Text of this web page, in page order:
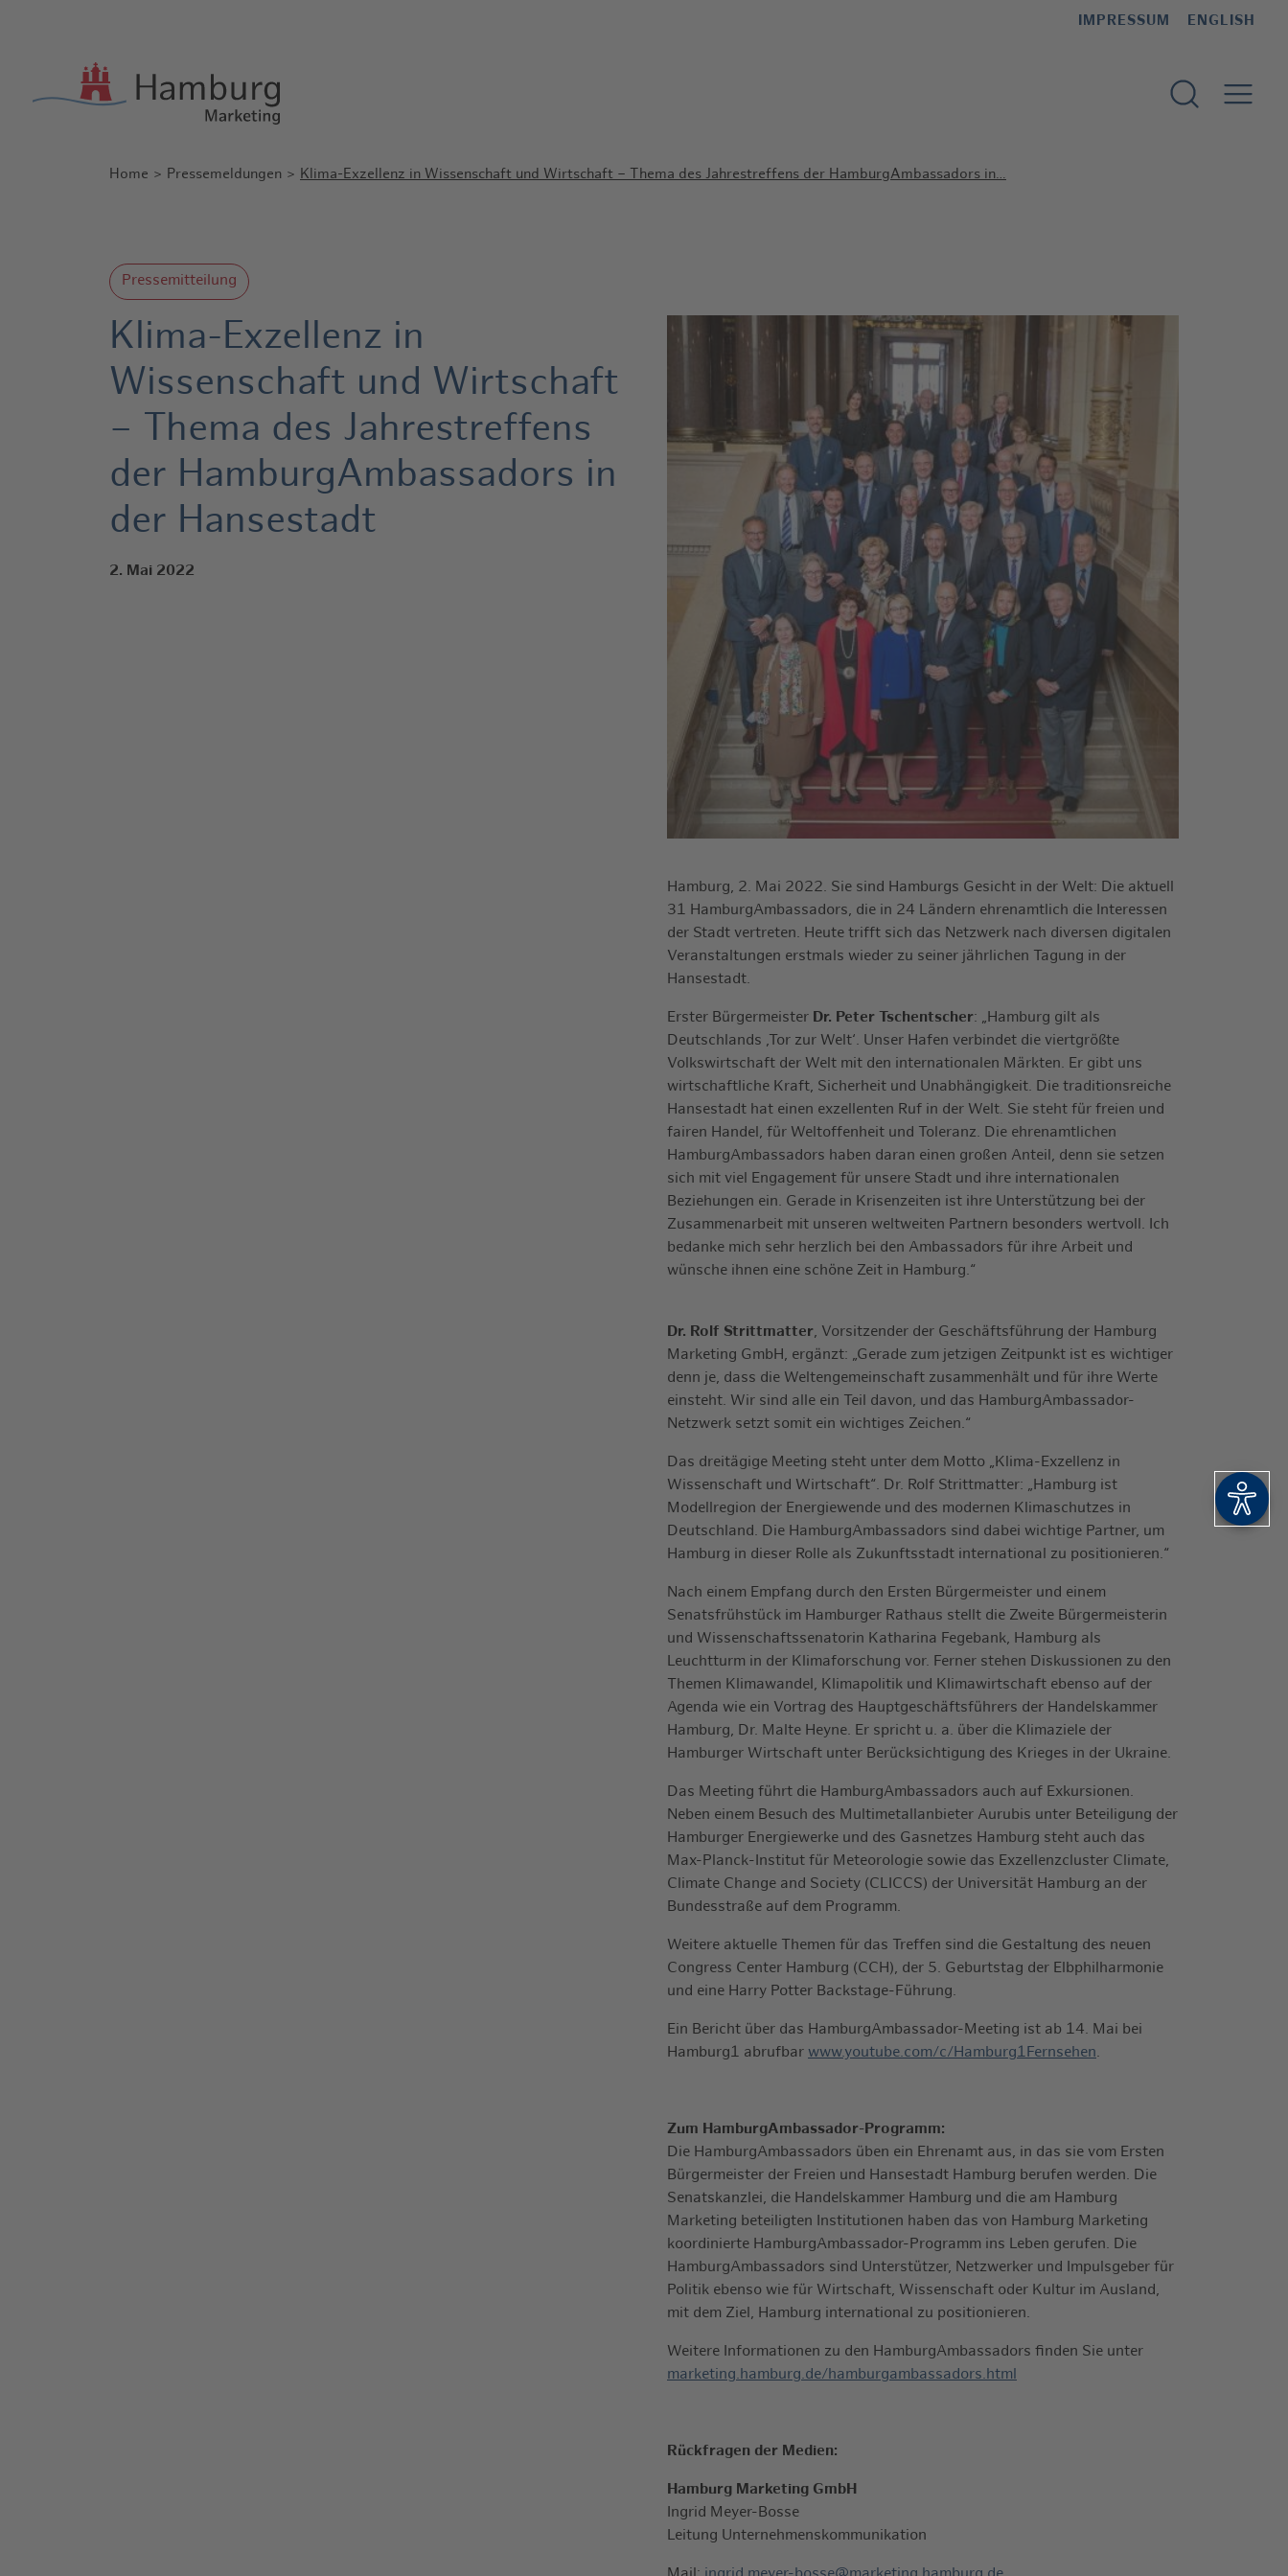
IMPRESSUM ENGLISH
Suchformular
Home Pressemeldungen Klima-Exzellenz in Wissenschaft und Wirtschaft – Thema des Jahrestreffens der HamburgAmbassadors in…
Pressemitteilung
Klima-Exzellenz in
Wissenschaft und Wirtschaft
– Thema des Jahrestreffens
der HamburgAmbassadors in
der Hansestadt
2. Mai 2022
Hamburg, 2. Mai 2022. Sie sind Hamburgs Gesicht in der Welt: Die aktuell
31 HamburgAmbassadors, die in 24 Ländern ehrenamtlich die Interessen
der Stadt vertreten. Heute trifft sich das Netzwerk nach diversen digitalen
Veranstaltungen erstmals wieder zu seiner jährlichen Tagung in der
Hansestadt.
Erster Bürgermeister Dr. Peter Tschentscher: „Hamburg gilt als
Deutschlands ‚Tor zur Welt‘. Unser Hafen verbindet die viertgrößte
Volkswirtschaft der Welt mit den internationalen Märkten. Er gibt uns
wirtschaftliche Kraft, Sicherheit und Unabhängigkeit. Die traditionsreiche
Hansestadt hat einen exzellenten Ruf in der Welt. Sie steht für freien und
fairen Handel, für Weltoffenheit und Toleranz. Die ehrenamtlichen
HamburgAmbassadors haben daran einen großen Anteil, denn sie setzen
sich mit viel Engagement für unsere Stadt und ihre internationalen
Beziehungen ein. Gerade in Krisenzeiten ist ihre Unterstützung bei der
Zusammenarbeit mit unseren weltweiten Partnern besonders wertvoll. Ich
bedanke mich sehr herzlich bei den Ambassadors für ihre Arbeit und
wünsche ihnen eine schöne Zeit in Hamburg.“
Dr. Rolf Strittmatter, Vorsitzender der Geschäftsführung der Hamburg
Marketing GmbH, ergänzt: „Gerade zum jetzigen Zeitpunkt ist es wichtiger
denn je, dass die Weltengemeinschaft zusammenhält und für ihre Werte
einsteht. Wir sind alle ein Teil davon, und das HamburgAmbassador-
Netzwerk setzt somit ein wichtiges Zeichen.“
Das dreitägige Meeting steht unter dem Motto „Klima-Exzellenz in
Wissenschaft und Wirtschaft“. Dr. Rolf Strittmatter: „Hamburg ist
Modellregion der Energiewende und des modernen Klimaschutzes in
Deutschland. Die HamburgAmbassadors sind dabei wichtige Partner, um
Hamburg in dieser Rolle als Zukunftsstadt international zu positionieren.“
Nach einem Empfang durch den Ersten Bürgermeister und einem
Senatsfrühstück im Hamburger Rathaus stellt die Zweite Bürgermeisterin
und Wissenschaftssenatorin Katharina Fegebank, Hamburg als
Leuchtturm in der Klimaforschung vor. Ferner stehen Diskussionen zu den
Themen Klimawandel, Klimapolitik und Klimawirtschaft ebenso auf der
Agenda wie ein Vortrag des Hauptgeschäftsführers der Handelskammer
Hamburg, Dr. Malte Heyne. Er spricht u. a. über die Klimaziele der
Hamburger Wirtschaft unter Berücksichtigung des Krieges in der Ukraine.
Das Meeting führt die HamburgAmbassadors auch auf Exkursionen.
Neben einem Besuch des Multimetallanbieter Aurubis unter Beteiligung der
Hamburger Energiewerke und des Gasnetzes Hamburg steht auch das
Max-Planck-Institut für Meteorologie sowie das Exzellenzcluster Climate,
Climate Change and Society (CLICCS) der Universität Hamburg an der
Bundesstraße auf dem Programm.
Weitere aktuelle Themen für das Treffen sind die Gestaltung des neuen
Congress Center Hamburg (CCH), der 5. Geburtstag der Elbphilharmonie
und eine Harry Potter Backstage-Führung.
Ein Bericht über das HamburgAmbassador-Meeting ist ab 14. Mai bei
Hamburg1 abrufbar www.youtube.com/c/Hamburg1Fernsehen.
Zum HamburgAmbassador-Programm:
Die HamburgAmbassadors üben ein Ehrenamt aus, in das sie vom Ersten
Bürgermeister der Freien und Hansestadt Hamburg berufen werden. Die
Senatskanzlei, die Handelskammer Hamburg und die am Hamburg
Marketing beteiligten Institutionen haben das von Hamburg Marketing
koordinierte HamburgAmbassador-Programm ins Leben gerufen. Die
HamburgAmbassadors sind Unterstützer, Netzwerker und Impulsgeber für
Politik ebenso wie für Wirtschaft, Wissenschaft oder Kultur im Ausland,
mit dem Ziel, Hamburg international zu positionieren.
Weitere Informationen zu den HamburgAmbassadors finden Sie unter
marketing.hamburg.de/hamburgambassadors.html
Rückfragen der Medien:
Hamburg Marketing GmbH
Ingrid Meyer-Bosse
Leitung Unternehmenskommunikation